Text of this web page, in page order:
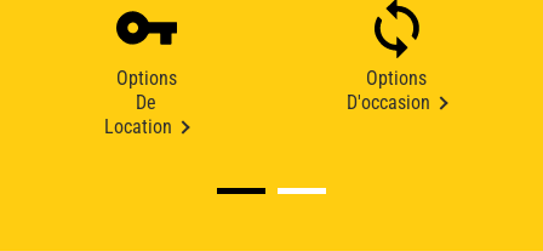
Options
De
Location
Options
D'occasion